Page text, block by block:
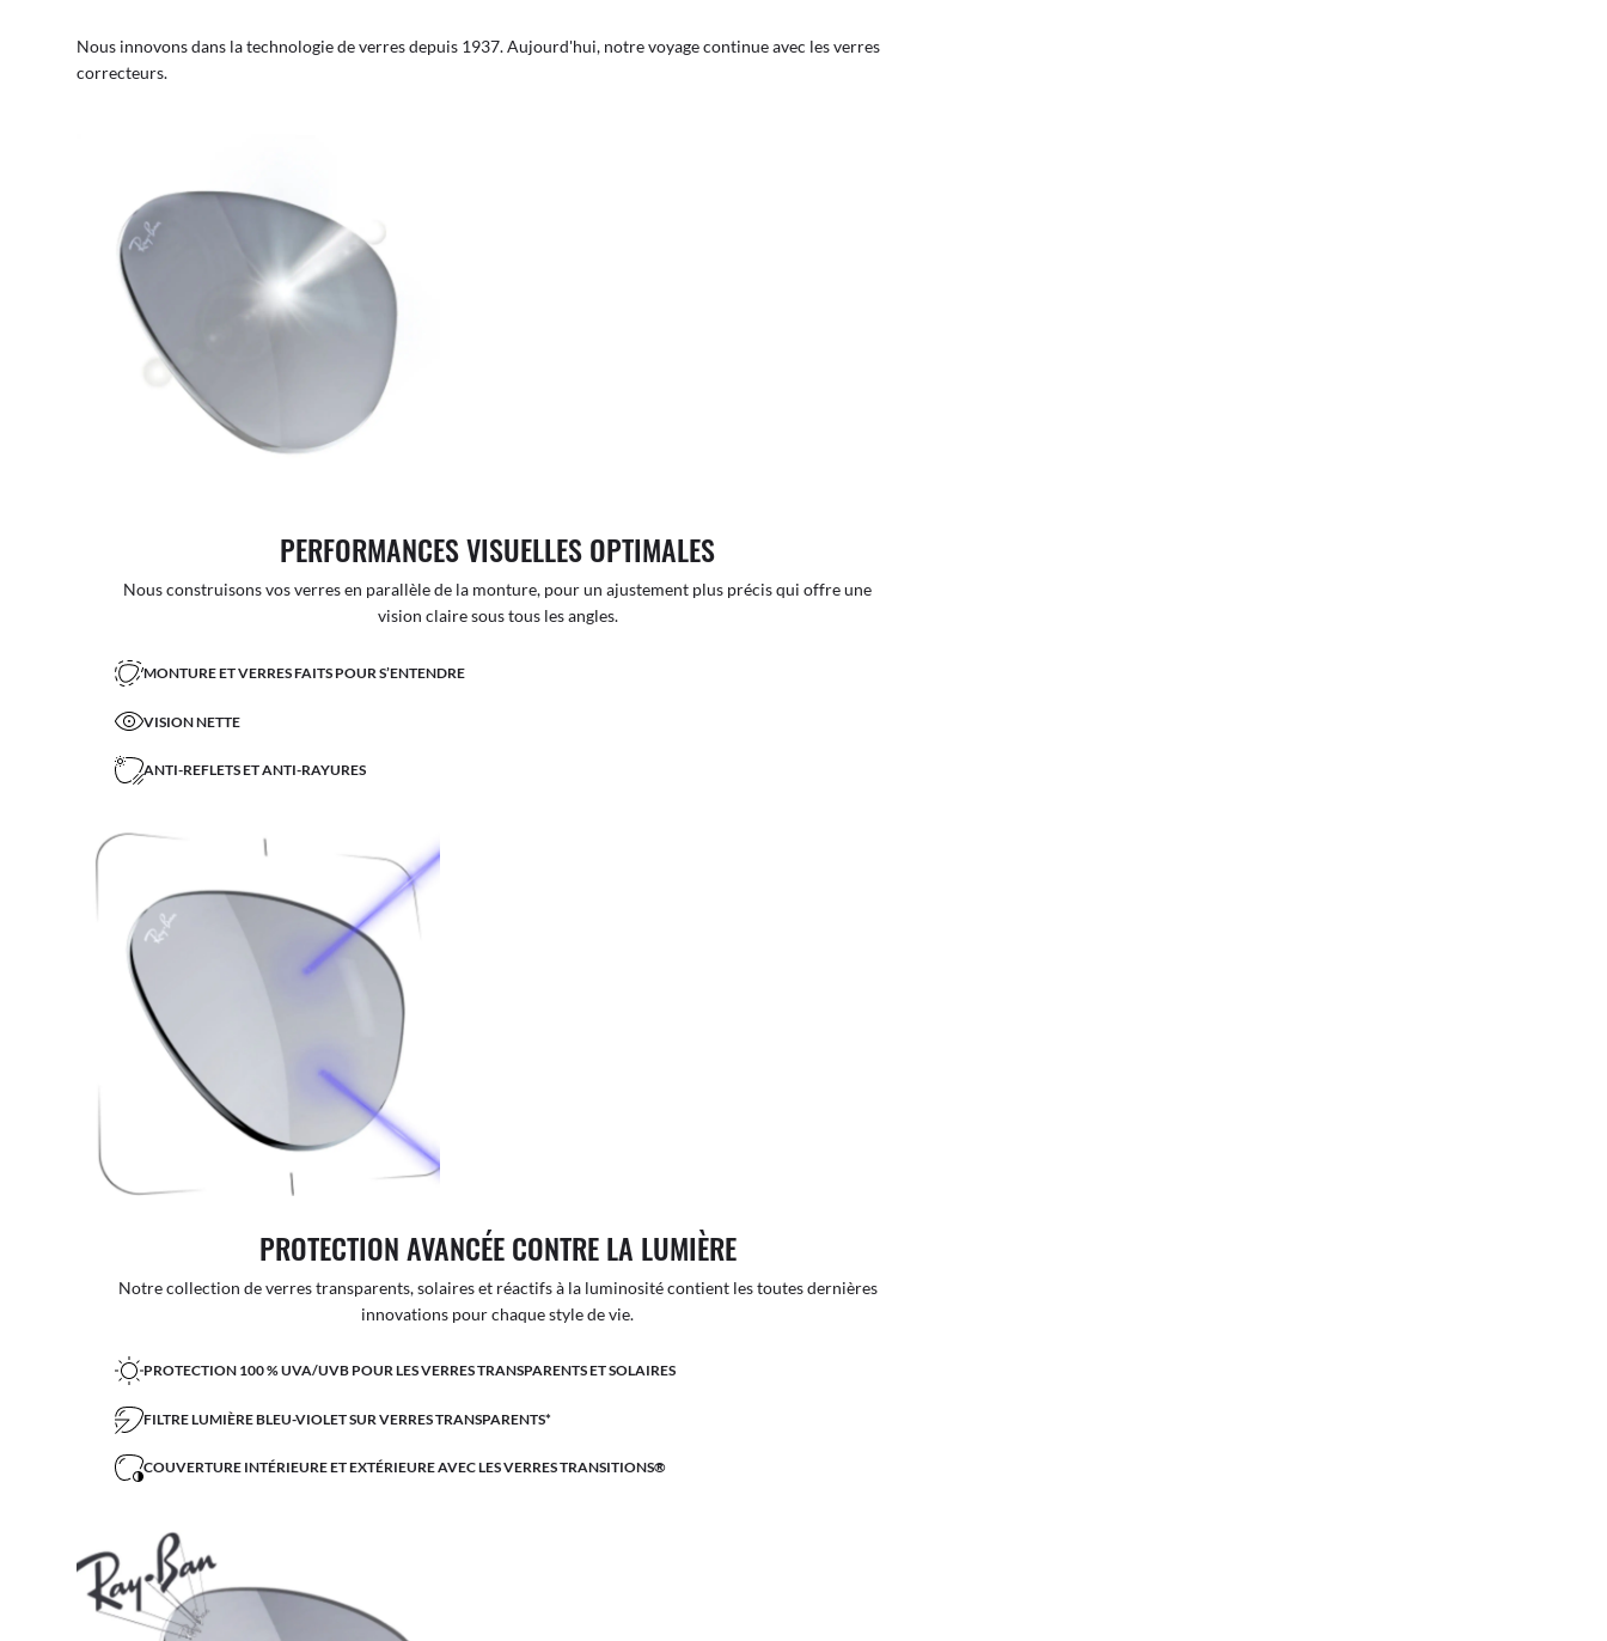
Nous innovons dans la technologie de verres depuis 1937. Aujourd'hui, notre voyage continue avec les verres
correcteurs.
PERFORMANCES VISUELLES OPTIMALES
Nous construisons vos verres en parallèle de la monture, pour un ajustement plus précis qui offre une
vision claire sous tous les angles.
MONTURE ET VERRES FAITS POUR S’ENTENDRE
VISION NETTE
ANTI-REFLETS ET ANTI-RAYURES
PROTECTION AVANCÉE CONTRE LA LUMIÈRE
Notre collection de verres transparents, solaires et réactifs à la luminosité contient les toutes dernières
innovations pour chaque style de vie.
PROTECTION 100 % UVA/UVB POUR LES VERRES TRANSPARENTS ET SOLAIRES
FILTRE LUMIÈRE BLEU-VIOLET SUR VERRES TRANSPARENTS*
COUVERTURE INTÉRIEURE ET EXTÉRIEURE AVEC LES VERRES TRANSITIONS®